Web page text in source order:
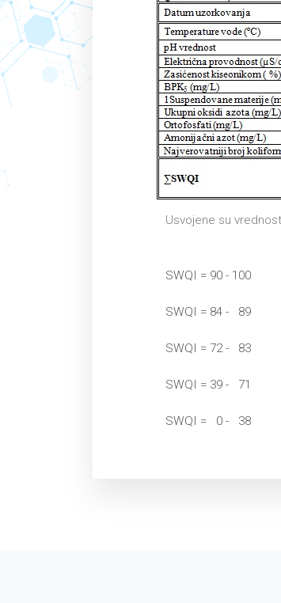
Usvojene su
SWQI = 90 - 100
SWQI = 84 - 89
SWQI = 72 - 83
SWQI = 39 - 71
SWQI = 0 - 38